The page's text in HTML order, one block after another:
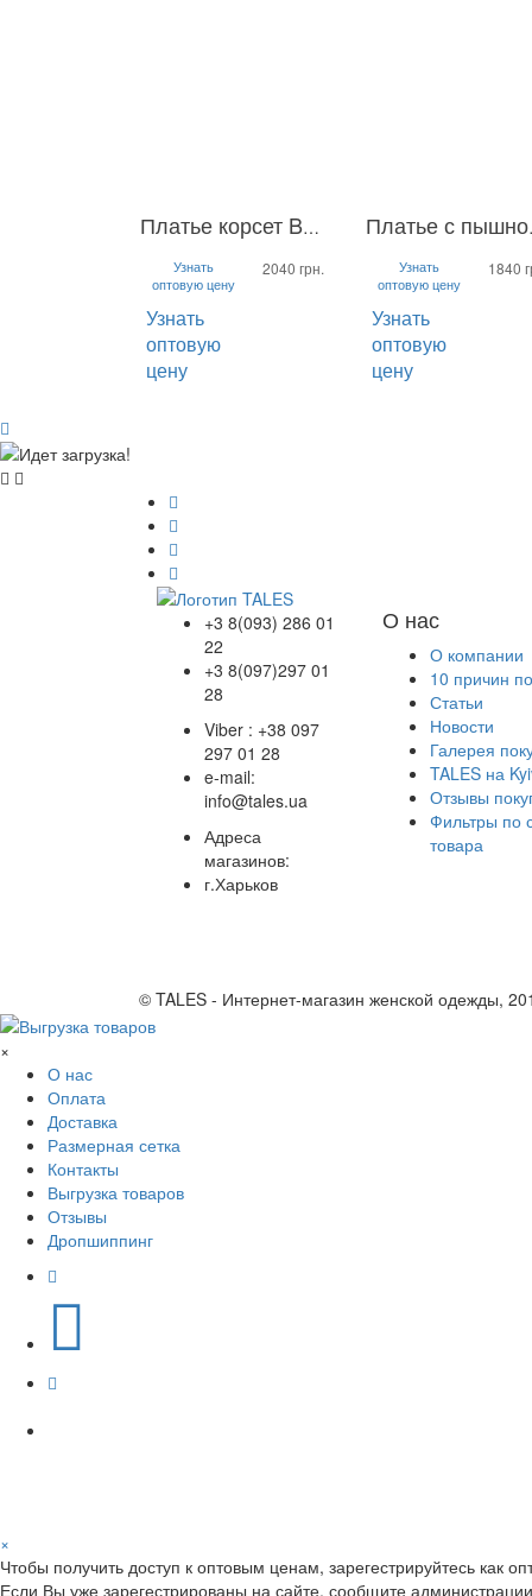
S M L Платье корсет Ballerina
Узнать
оптовую цену
Узнать
оптовую
цену
2040 грн.
S M L
Узнать
оптовую цену
Узнать
оптовую
цену
1840
О нас
О компании
10 причин
Статьи
Новости
Галерея
TALES на
Отзывы
Фильтры по
товара
+3 8(093) 286 01
22
+3 8(097)297 01
28
Viber : +38 097
297 01 28
e-mail:
info@tales.ua
Адреса
магазинов:
г.Харьков
© TALES - Интернет-магазин женской одежды,
×
О нас
Оплата
Доставка
Размерная сетка
Контакты
Выгрузка товаров
Отзывы
Дропшиппинг
×
Чтобы получить доступ к оптовым ценам, зарегестрируйтесь как
Если Вы уже зарегестрированы на сайте, сообщите